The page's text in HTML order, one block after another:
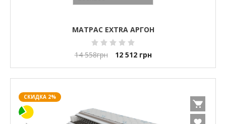
МАТРАС EXTRA АРГОН
14 558грн 12 512 грн
СКИДКА 2%